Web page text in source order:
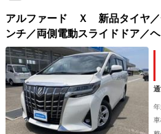
アルファード Ｘ 新品タイヤ／
ンチ／両側電動スライドドア／
ｅｔｏｏｔｈ接続／ＥＴＣ／Ｅ
／クルーズコントロール／バック
車